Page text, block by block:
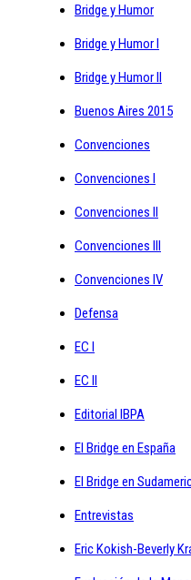
Bridge y Humor
Bridge y Humor I
Bridge y Humor II
Buenos Aires 2015
Convenciones
Convenciones I
Convenciones II
Convenciones III
Convenciones IV
Defensa
EC I
EC II
Editorial IBPA
El Bridge en España
El Bridge en
Entrevistas
Eric Kokish-Beverly